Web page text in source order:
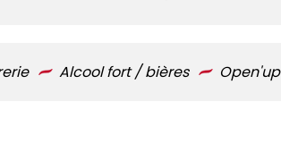
Alcool fort / bières Open'up